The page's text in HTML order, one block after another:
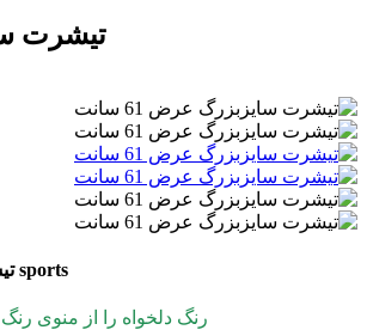
تیشرت
تیشرت سه ایکس لارج sports
رنگ دلخواه را از منوی